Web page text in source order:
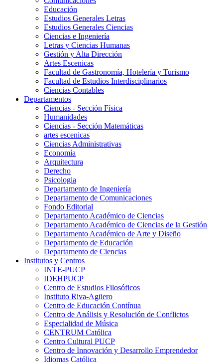
Educación
Estudios Generales Letras
Estudios Generales Ciencias
Ciencias e Ingeniería
Letras y Ciencias Humanas
Gestión y Alta Dirección
Artes Escenicas
Facultad de Gastronomía, Hotelería y Turismo
Facultad de Estudios Interdisciplinarios
Ciencias Contables
Departamentos
Ciencias - Sección Física
Humanidades
Ciencias - Sección Matemáticas
artes escenicas
Ciencias Administrativas
Economía
Arquitectura
Derecho
Psicologia
Departamento de Ingeniería
Departamento de Comunicaciones
Fondo Editorial
Departamento Académico de Ciencias
Departamento Académico de Ciencias de la Gestión
Departamento Académico de Arte y Diseño
Departamento de Educación
Departamento de Ciencias
Institutos y Centros
INTE-PUCP
IDEHPUCP
Centro de Estudios Filosóficos
Instituto Riva-Agüero
Centro de Educación Contínua
Centro de Análisis y Resolución de Conflictos
Especialidad de Música
CENTRUM Católica
Centro Cultural PUCP
Centro de Innovación y Desarrollo Emprendedor
Idiomas Católica